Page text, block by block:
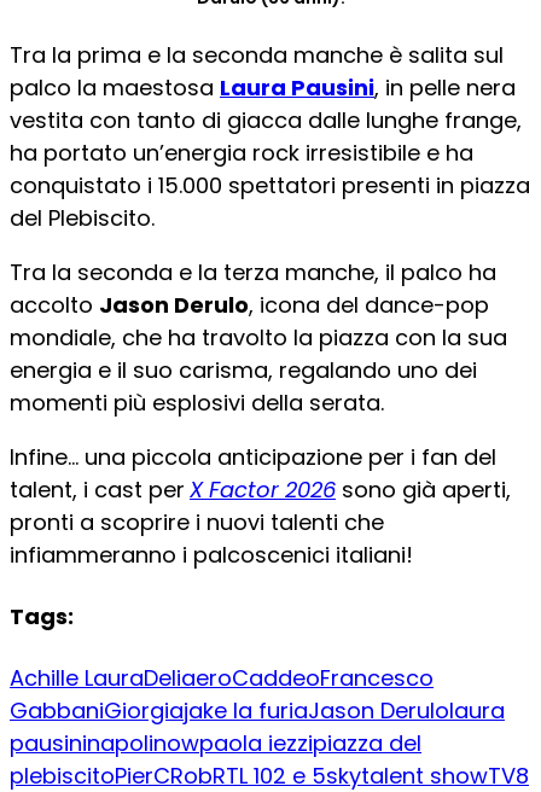
Tra la prima e la seconda manche è salita sul
palco la maestosa Laura Pausini, in pelle nera
vestita con tanto di giacca dalle lunghe frange,
ha portato un’energia rock irresistibile e ha
conquistato i 15.000 spettatori presenti in piazza
del Plebiscito.
Tra la seconda e la terza manche, il palco ha
accolto Jason Derulo, icona del dance-pop
mondiale, che ha travolto la piazza con la sua
energia e il suo carisma, regalando uno dei
momenti più esplosivi della serata.
Infine… una piccola anticipazione per i fan del
talent, i cast per X Factor 2026 sono già aperti,
pronti a scoprire i nuovi talenti che
infiammeranno i palcoscenici italiani!
Tags:
Achille LauraDeliaeroCaddeoFrancesco
GabbaniGiorgiajake la furiaJason Derulolaura
pausininapolinowpaola iezzipiazza del
plebiscitoPierCRobRTL 102 e 5skytalent showTV8